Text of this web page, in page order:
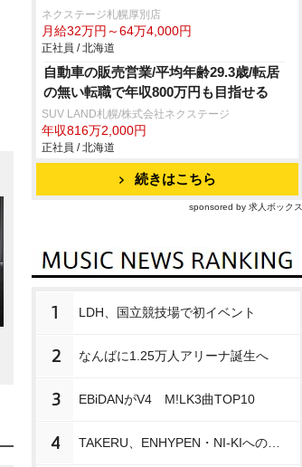
ネクステージ札幌厚別店
月給32万円～64万4,000円
正社員 / 北海道
自動車の販売営業/平均年齢29.3歳/転居
の無い転職で年収800万円も目指せる
SUV LAND札幌/株式会社ネクステージ
年収816万2,000円
正社員 / 北海道
続きはこちら
sponsored by 求人ボックス
1 LDH、国立競技場で初イベント
2 なんばに1.25万人アリーナ誕生へ
3 EBiDANがV4 M!LK3曲TOP10
4